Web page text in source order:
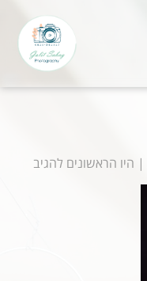
| היו הראשונים להגיב